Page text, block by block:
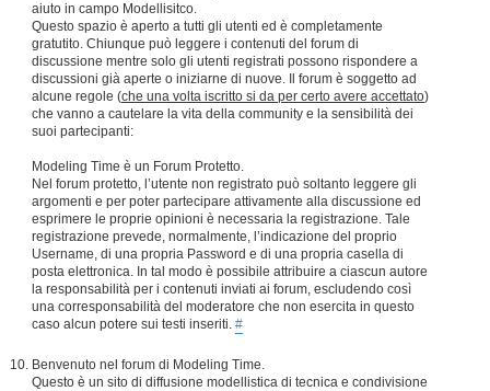
aiuto in campo Modellisitco.
Questo spazio è aperto a tutti gli utenti ed è completamente
gratutito. Chiunque può leggere i contenuti del forum di
discussione mentre solo gli utenti registrati possono rispondere a
discussioni già aperte o iniziarne di nuove. Il forum è soggetto ad
alcune regole (che una volta iscritto si da per certo avere accettato)
che vanno a cautelare la vita della community e la sensibilità dei
suoi partecipanti:
Modeling Time è un Forum Protetto.
Nel forum protetto, l’utente non registrato può soltanto leggere gli
argomenti e per poter partecipare attivamente alla discussione ed
esprimere le proprie opinioni è necessaria la registrazione. Tale
registrazione prevede, normalmente, l’indicazione del proprio
Username, di una propria Password e di una propria casella di
posta elettronica. In tal modo è possibile attribuire a ciascun autore
la responsabilità per i contenuti inviati ai forum, escludendo così
una corresponsabilità del moderatore che non esercita in questo
caso alcun potere sui testi inseriti. #
Benvenuto nel forum di Modeling Time.
Questo è un sito di diffusione modellistica di tecnica e condivisione